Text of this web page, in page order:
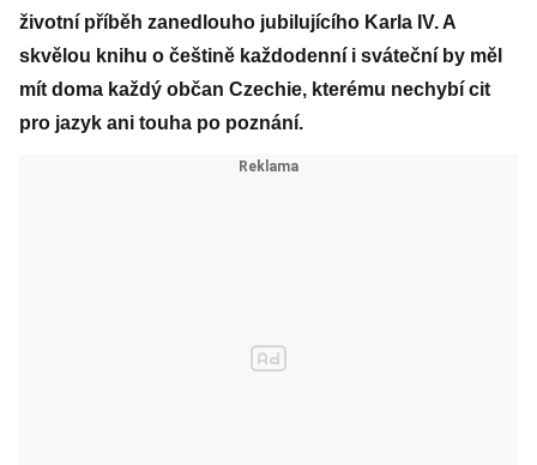
životní příběh zanedlouho jubilujícího Karla IV. A
skvělou knihu o češtině každodenní i sváteční by měl
mít doma každý občan Czechie, kterému nechybí cit
pro jazyk ani touha po poznání.